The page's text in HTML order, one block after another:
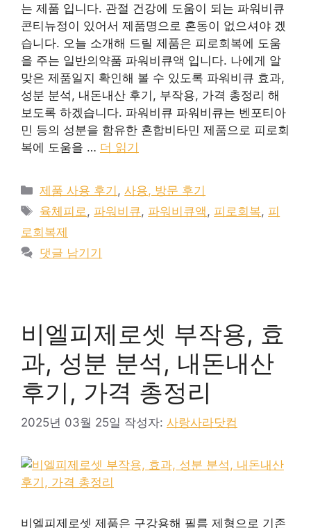
는 제품 입니다. 관절 건강에 도움이 되는 파워비큐
콘티뉴정이 있어서 제품명으로 혼동이 없으셔야 겠
습니다. 오늘 소개해 드릴 제품은 피로회복에 도움
을 주는 일반의약품 파워비큐액 입니다. 나에게 알
맞은 제품일지 확인해 볼 수 있도록 파워비큐 효과,
성분 분석, 내돈내산 후기, 부작용, 가격 총정리 해
보도록 하겠습니다. 파워비큐 파워비큐는 벤포티아
민 등의 성분을 함유한 혼합비타민 제품으로 피로회
복에 도움을 … 더 읽기
카
테
고
리
제품 사용 후기 ,사용, 방문 후기
태
그
육체피로 , 파워비큐, 파워비큐액 , 피로회복, 피
로회복제
댓글 남기기
비엘피제로셋 부작용, 효
과, 성분 분석, 내돈내산
후기, 가격 총정리
2025년 03월 25일 작성자: 사랑사라닷컴
비엘피제로셋 제품은 구강용해 필름 제형으로 기존